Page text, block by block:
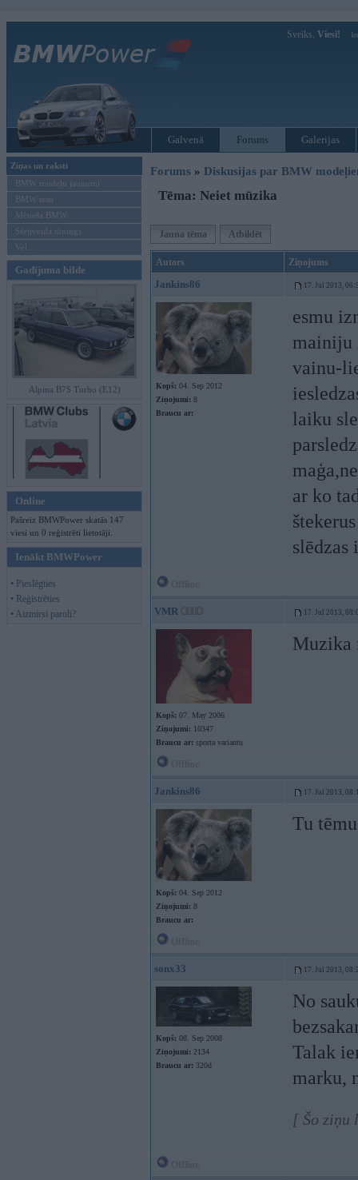
Sveiks, Viesi!
Galvenā Forums Galerijas
Ziņas un raksti
BMW modeļu jaunumi
BMW testi
Mēneša BMW
Sērijveida tūnings
Vel...
Gadījuma bilde
Alpina B7S Turbo (E12)
Online
Pašreiz BMWPower skatās 147
viesi un 0 reģistrēti lietotāji.
Ienākt BMWPower
• Pieslēgties
• Reģistrēties
• Aizmirsi paroli?
Forums » Diskusijas par BMW
Tēma: Neiet mūzika
Jauna tēma Atbildēt
Autors Ziņojums
Jankins86 17. Jul 2013,
Kopš: 04. Sep 2012
Ziņojumi: 8
Braucu ar:
esmu
mainiju
vainu-
laiku
ar ko
slēdzas
VMR 17. Jul 2013,
Kopš: 07. May 2006
Ziņojumi: 10347
Braucu ar: sporta variantu
Muzika
Jankins86 17. Jul 2013,
Kopš: 04. Sep 2012
Ziņojumi: 8
Braucu ar:
Tu
sonx33 17. Jul 2013,
Kopš: 08. Sep 2008
Ziņojumi: 2134
Braucu ar: 320d
No
Talak
marku,
[ Šo ziņu